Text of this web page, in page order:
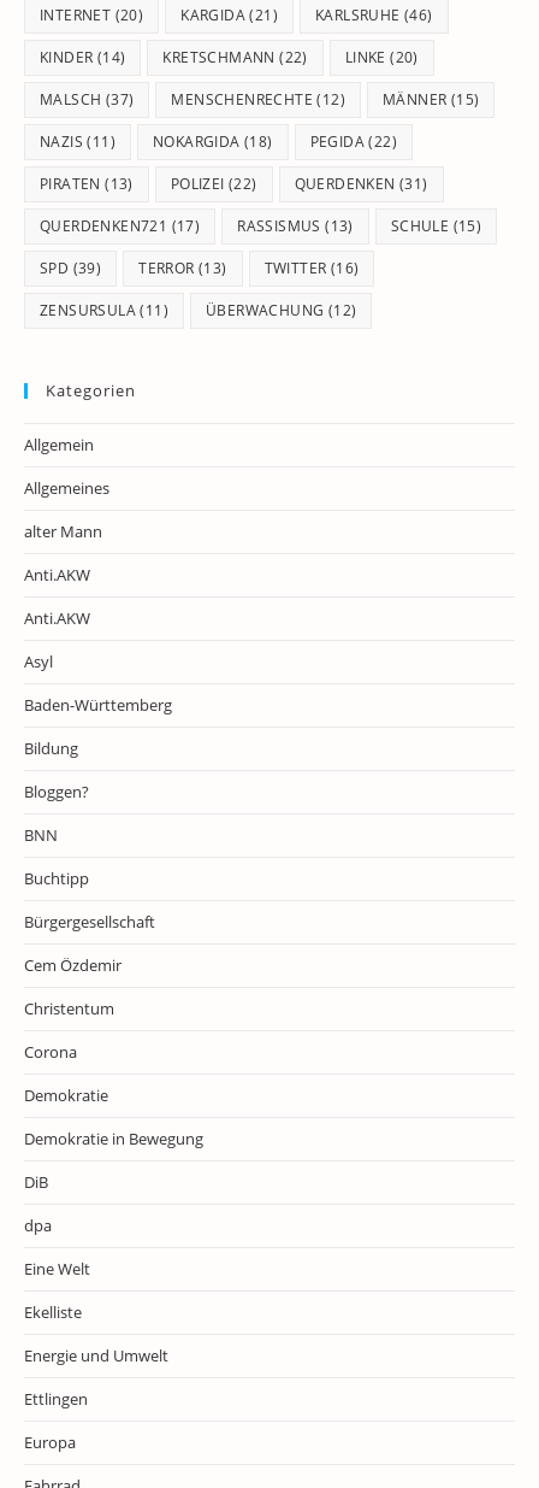
INTERNET (20) KARGIDA(21) KARLSRUHE (46)
KINDER (14) KRETSCHMANN (22) LINKE (20)
MALSCH (37) MENSCHENRECHTE (12) MÄNNER (15)
NAZIS (11) NOKARGIDA (18) PEGIDA(22)
PIRATEN (13) POLIZEI (22) QUERDENKEN (31)
QUERDENKEN721 (17) RASSISMUS (13) SCHULE (15)
SPD (39) TERROR (13) TWITTER (16)
ZENSURSULA(11) ÜBERWACHUNG (12)
Kategorien
Allgemein
Allgemeines
alter Mann
Anti.AKW
Anti.AKW
Asyl
Baden-Württemberg
Bildung
Bloggen?
BNN
Buchtipp
Bürgergesellschaft
Cem Özdemir
Christentum
Corona
Demokratie
Demokratie in Bewegung
DiB
dpa
Eine Welt
Ekelliste
Energie und Umwelt
Ettlingen
Europa